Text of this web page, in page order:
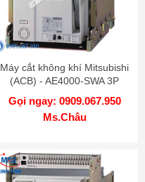
Máy cắt không khí Mitsubishi
(ACB) - AE4000-SWA 3P
4000A 100kA DR
Gọi ngay: 0909.067.950
Ms.Châu